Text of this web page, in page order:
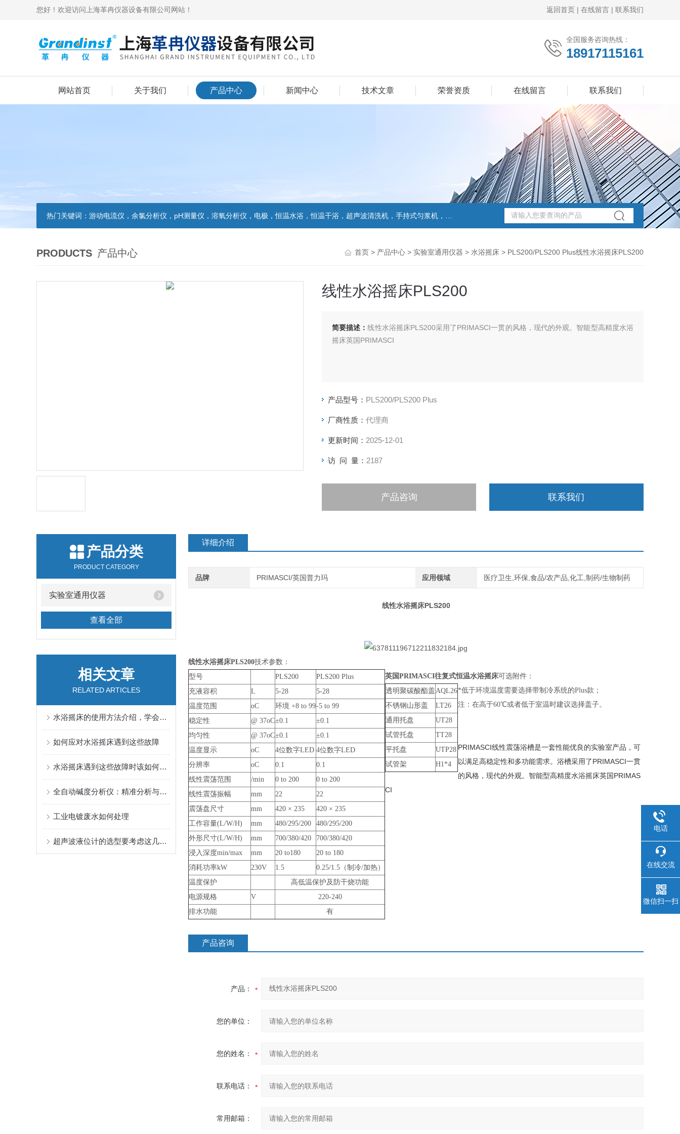
您好！欢迎访问上海革冉仪器设备有限公司网站！ 返回首页 | 在线留言 | 联系我们
全国服务咨询热线：
18917115161
网站首页 关于我们 产品中心 新闻中心 技术文章 荣誉资质 在线留言 联系我们
热门关键词： 游动电流仪，余氯分析仪，pH测量仪，溶氧分析仪，电极，恒温水浴，恒温干浴，超声波清洗机，手持式匀浆机，匀浆分散机,
PRODUCTS 产品中心 首页 > 产品中心 > 实验室通用仪器 > 水浴摇床 > PLS200/PLS200 Plus线性水浴摇床PLS200
线性水浴摇床PLS200
简要描述：线性水浴摇床PLS200采用了PRIMASCI一贯的风格，现代的外观。智能型高精度水浴
摇床英国PRIMASCI
产品型号： PLS200/PLS200 Plus
厂商性质： 代理商
更新时间： 2025-12-01
访 问 量： 2187
产品咨询 联系我们
产品分类
PRODUCT CATEGORY
实验室通用仪器
查看全部
相关文章
RELATED ARTICLES
水浴摇床的使用方法介绍，学会了吗？
如何应对水浴摇床遇到这些故障
水浴摇床遇到这些故障时该如何应对
全自动碱度分析仪：精准分析与智能运维的得力助手
工业电镀废水如何处理
超声波液位计的选型要考虑这几个方面
详细介绍
品牌 PRIMASCI/英国普力玛 应用领域 医疗卫生,环保,食品/农产品,化工,制药/生物制药
线性水浴摇床PLS200
线性水浴摇床PLS200技术参数：
型号
PLS200
PLS200 Plus
充液容积
L 5-28
5-28
温度范围
oC 环境 +8 to 99-5 to 99
稳定性
@ 37oC±0.1
±0.1
均匀性
@ 37oC±0.1
±0.1
温度显示
oC 4位数字LED 4位数字LED
分辨率
oC 0.1
0.1
线性震荡范围
/min 0 to 200
0 to 200
线性震荡振幅
mm 22
22
震荡盘尺寸
mm 420 × 235
420 × 235
工作容量(L/W/H) mm 480/295/200
480/295/200
外形尺寸(L/W/H) mm 700/380/420
700/380/420
浸入深度min/max
mm 20 to180
20 to 180
消耗功率kW
230V 1.5
0.25/1.5（制冷/加热）
温度保护
高低温保护及防干烧功能
电源规格
V
220-240
排水功能
有
英国PRIMASCI往复式恒温水浴摇床可选附件：
透明聚碳酸酯盖AQL26
不锈钢山形盖
LT26
通用托盘
UT28
试管托盘
TT28
平托盘
UTP28
试管架
H1*4
*低于环境温度需要选择带制冷系统的Plus款；
注：在高于60℃或者低于室温时建议选择盖子。
PRIMASCI线性震荡浴槽是一套性能优良的实验室产品，可
以满足高稳定性和多功能需求。浴槽采用了PRIMASCI一贯
的风格，现代的外观。智能型高精度水浴摇床英国PRIMAS
CI
产品咨询
产品：
您的单位：
您的姓名：
联系电话：
常用邮箱：
电话
在线交流
微信扫一扫